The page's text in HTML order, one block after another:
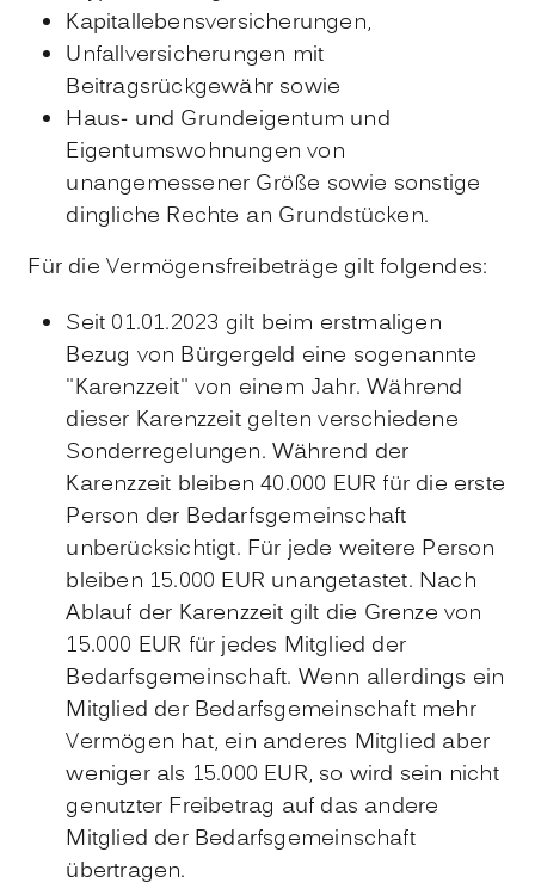
Kapitallebensversicherungen,
Unfallversicherungen mit
Beitragsrückgewähr sowie
Haus- und Grundeigentum und
Eigentumswohnungen von
unangemessener Größe sowie sonstige
dingliche Rechte an Grundstücken.
Für die Vermögensfreibeträge gilt folgendes:
Seit 01.01.2023 gilt beim erstmaligen
Bezug von Bürgergeld eine sogenannte
"Karenzzeit" von einem Jahr. Während
dieser Karenzzeit gelten verschiedene
Sonderregelungen. Während der
Karenzzeit bleiben 40.000 EUR für die erste
Person der Bedarfsgemeinschaft
unberücksichtigt. Für jede weitere Person
bleiben 15.000 EUR unangetastet. Nach
Ablauf der Karenzzeit gilt die Grenze von
15.000 EUR für jedes Mitglied der
Bedarfsgemeinschaft. Wenn allerdings ein
Mitglied der Bedarfsgemeinschaft mehr
Vermögen hat, ein anderes Mitglied aber
weniger als 15.000 EUR, so wird sein nicht
genutzter Freibetrag auf das andere
Mitglied der Bedarfsgemeinschaft
übertragen.